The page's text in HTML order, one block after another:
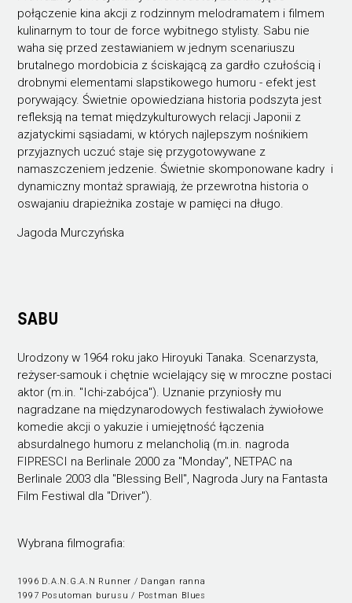
połączenie kina akcji z rodzinnym melodramatem i filmem
kulinarnym to tour de force wybitnego stylisty. Sabu nie
waha się przed zestawianiem w jednym scenariuszu
brutalnego mordobicia z ściskającą za gardło czułością i
drobnymi elementami slapstikowego humoru - efekt jest
porywający. Świetnie opowiedziana historia podszyta jest
refleksją na temat międzykulturowych relacji Japonii z
azjatyckimi sąsiadami, w których najlepszym nośnikiem
przyjaznych uczuć staje się przygotowywane z
namaszczeniem jedzenie. Świetnie skomponowane kadry i
dynamiczny montaż sprawiają, że przewrotna historia o
oswajaniu drapieżnika zostaje w pamięci na długo.
Jagoda Murczyńska
SABU
Urodzony w 1964 roku jako Hiroyuki Tanaka. Scenarzysta,
reżyser-samouk i chętnie wcielający się w mroczne postaci
aktor (m.in. "Ichi-zabójca"). Uznanie przyniosły mu
nagradzane na międzynarodowych festiwalach żywiołowe
komedie akcji o yakuzie i umiejętność łączenia
absurdalnego humoru z melancholią (m.in. nagroda
FIPRESCI na Berlinale 2000 za "Monday", NETPAC na
Berlinale 2003 dla "Blessing Bell", Nagroda Jury na Fantasta
Film Festiwal dla "Driver").
Wybrana filmografia:
1996 D.A.N.G.A.N Runner / Dangan ranna
1997 Posutoman burusu / Postman Blues